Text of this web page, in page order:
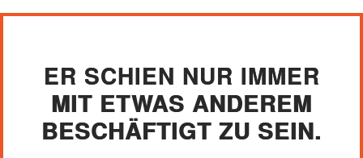
ER SCHIEN NUR IMMER
MIT ETWAS ANDEREM
BESCHÄFTIGT ZU SEIN.